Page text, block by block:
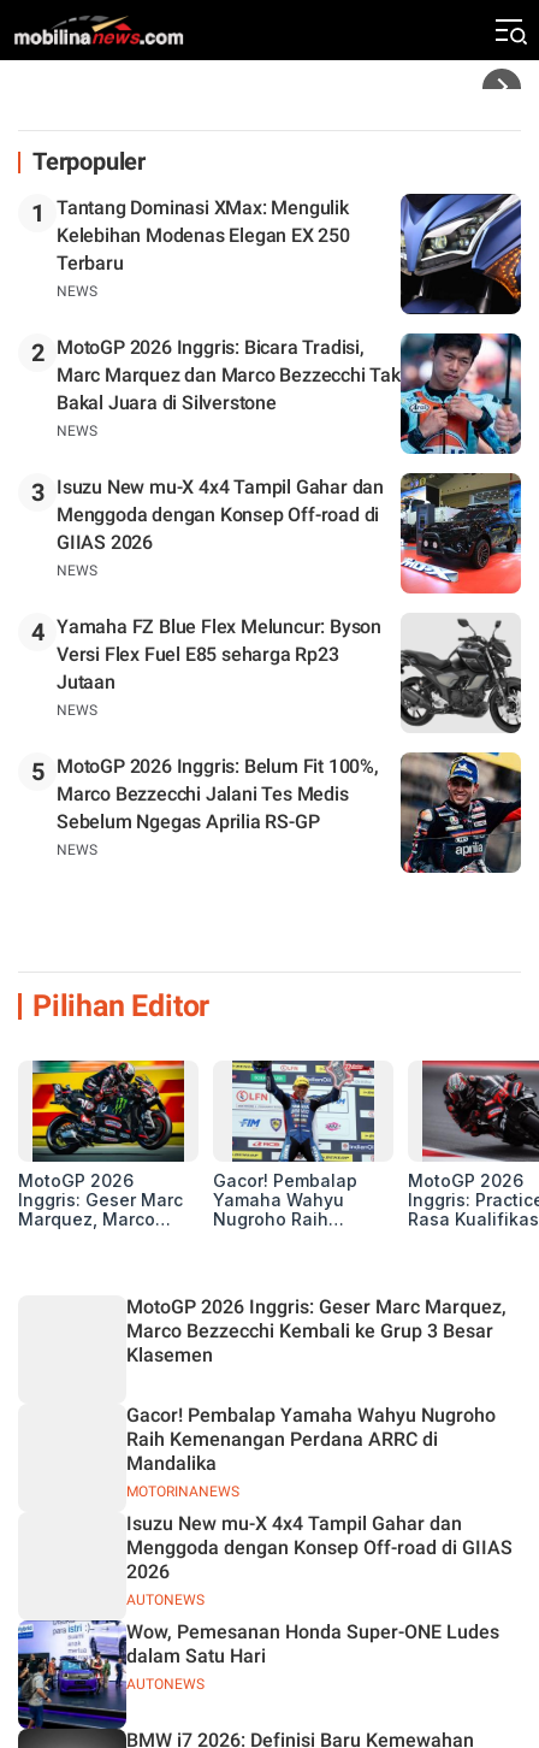
Klasemen
Terpopuler
1
Tantang Dominasi XMax: Mengulik
Kelebihan Modenas Elegan EX 250
Terbaru
NEWS
2
MotoGP 2026 Inggris: Bicara Tradisi,
Marc Marquez dan Marco Bezzecchi Tak
Bakal Juara di Silverstone
NEWS
3
Isuzu New mu-X 4x4 Tampil Gahar dan
Menggoda dengan Konsep Off-road di
GIIAS 2026
NEWS
4 Yamaha FZ Blue Flex Meluncur: Byson
Versi Flex Fuel E85 seharga Rp23
Jutaan
NEWS
5
MotoGP 2026 Inggris: Belum Fit 100%,
Marco Bezzecchi Jalani Tes Medis
Sebelum Ngegas Aprilia RS-GP
NEWS
Pilihan Editor
MotoGP 2026
Inggris: Geser Marc
Marquez, Marco
Gacor! Pembalap
Yamaha Wahyu
Nugroho Raih
MotoGP 2026
Inggris:
Rasa
Silverstone!
MotoGP 2026 Inggris: Geser Marc Marquez,
Marco Bezzecchi Kembali ke Grup 3 Besar
Klasemen
MOTORINANEWS
Gacor! Pembalap Yamaha Wahyu Nugroho
Raih Kemenangan Perdana ARRC di
Mandalika
AUTONEWS
Isuzu New mu-X 4x4 Tampil Gahar dan
Menggoda dengan Konsep Off-road di GIIAS
2026
AUTONEWS
Wow, Pemesanan Honda Super-ONE Ludes
dalam Satu Hari
BMW i7 2026: Definisi Baru Kemewahan